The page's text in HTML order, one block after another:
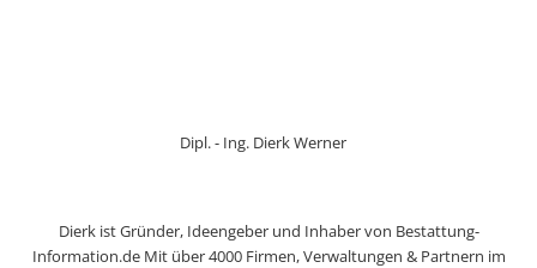
Dipl. - Ing. Dierk Werner
Dierk ist Gründer, Ideengeber und Inhaber von Bestattung-
Information.de Mit über 4000 Firmen, Verwaltungen & Partnern im